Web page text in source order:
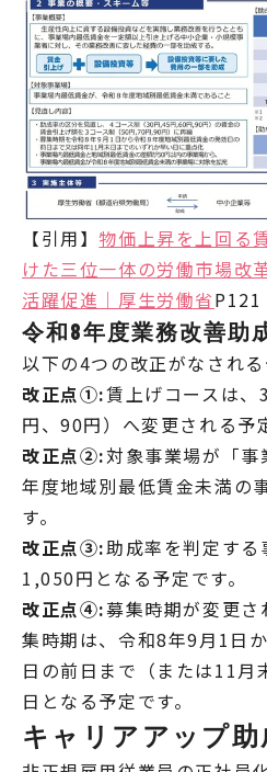
【引用】 物価上昇を上回る
けた三位一体の労働市場改
活躍促進｜厚生労働省P121
令和8年度業務改善助
以下の4つの改正がなされる
改正点①:賃上げコースは
円、90円）へ変更される予
改正点②:対象事業場が「
年度地域別最低賃金未満の
す。
改正点③:助成率を判定する
1,050円となる予定です。
改正点④:募集時期が変更さ
集時期は、令和8年9月1日
日の前日まで（または11月
日となる予定です。
キャリアアップ助